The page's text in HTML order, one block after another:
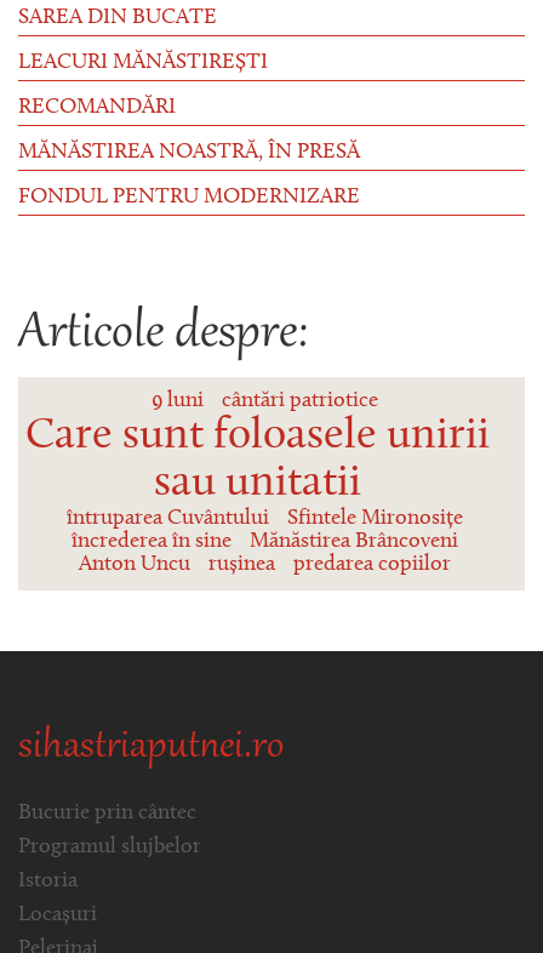
SAREA DIN BUCATE
LEACURI MĂNĂSTIREȘTI
RECOMANDĂRI
MĂNĂSTIREA NOASTRĂ, ÎN PRESĂ
FONDUL PENTRU MODERNIZARE
Articole despre:
9 luni cântări patriotice
Care sunt foloasele unirii
sau unitatii
întruparea Cuvântului
Sfintele Mironosițe
încrederea în sine
Mănăstirea Brâncoveni
Anton Uncu
rușinea predarea copiilor
sihastriaputnei.ro
Bucurie prin cântec
Programul slujbelor
Istoria
Locașuri